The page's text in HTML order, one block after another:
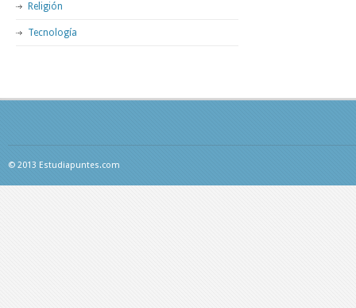
Religión
Tecnología
© 2013 Estudiapuntes.com